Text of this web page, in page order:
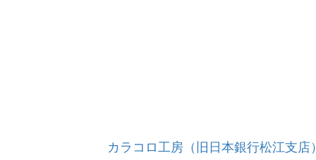
カラコロ工房（旧日本銀行松江支店